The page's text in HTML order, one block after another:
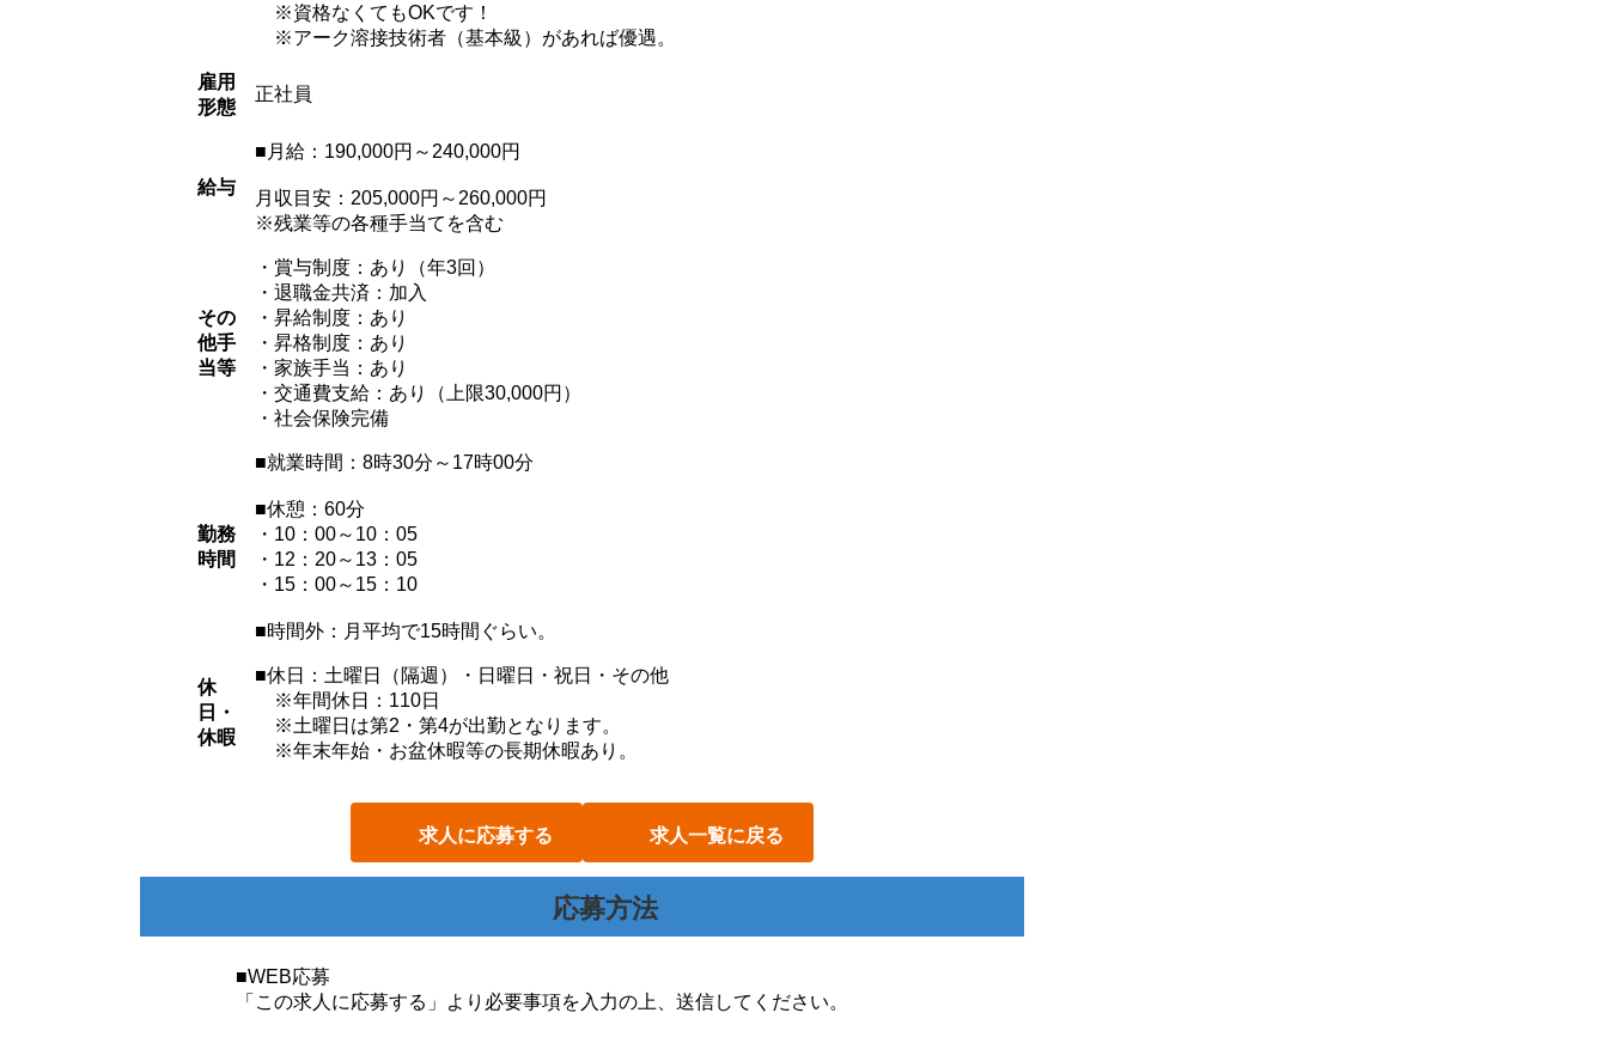
※資格なくてもOKです！
※アーク溶接技術者（基本級）があれば優遇。
雇用
形態
正社員
給与
■月給：190,000円～240,000円
月収目安：205,000円～260,000円
※残業等の各種手当てを含む
その
他手
当等
・賞与制度：あり（年3回）
・退職金共済：加入
・昇給制度：あり
・昇格制度：あり
・家族手当：あり
・交通費支給：あり（上限30,000円）
・社会保険完備
勤務
時間
■就業時間：8時30分～17時00分
■休憩：60分
・10：00～10：05
・12：20～13：05
・15：00～15：10
■時間外：月平均で15時間ぐらい。
休
日・
休暇
■休日：土曜日（隔週）・日曜日・祝日・その他
※年間休日：110日
※土曜日は第2・第4が出勤となります。
※年末年始・お盆休暇等の長期休暇あり。
求人に応募する 求人一覧に戻る
応募方法
■WEB応募
「この求人に応募する」より必要事項を入力の上、送信してください。